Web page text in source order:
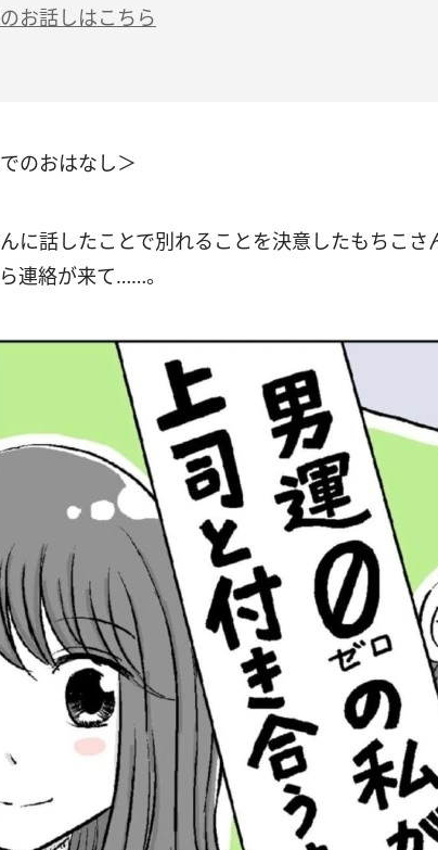
お話しはこちら
のおはなし＞
に話したことで別れることを決意したもちこ
連絡が来て……。